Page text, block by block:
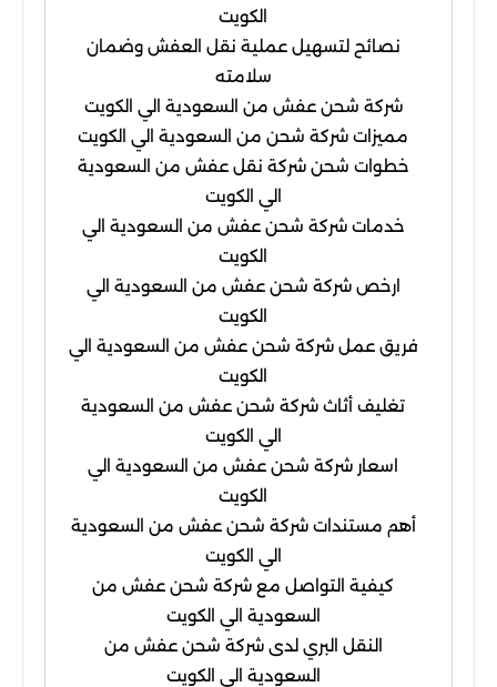
الكويت
نصائح لتسهيل عملية نقل العفش وضمان
سلامته
شركة شحن عفش من السعودية الي الكويت
مميزات شركة شحن من السعودية الي الكويت
خطوات شحن شركة نقل عفش من السعودية
الي الكويت
خدمات شركة شحن عفش من السعودية الي
الكويت
ارخص شركة شحن عفش من السعودية الي
الكويت
فريق عمل شركة شحن عفش من السعودية الي
الكويت
تغليف أثاث شركة شحن عفش من السعودية
الي الكويت
اسعار شركة شحن عفش من السعودية الي
الكويت
أهم مستندات شركة شحن عفش من السعودية
الي الكويت
كيفية التواصل مع شركة شحن عفش من
السعودية الي الكويت
النقل البري لدى شركة شحن عفش من
السعودية الي الكويت